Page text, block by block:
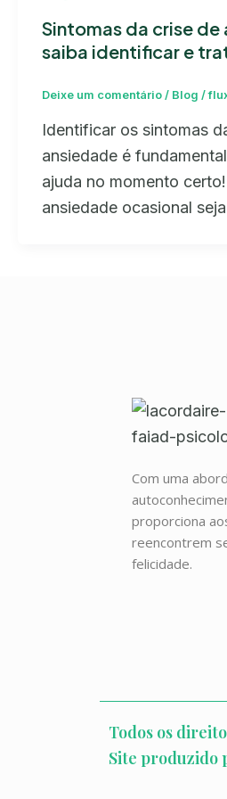
Sintomas da crise de
saiba identificar e
Deixe um comentário/ Blog /
Identificar os sintomas
ansiedade é
ajuda no momento
ansiedade ocasional
Com uma
proporciona
reencontrem
felicidade.
Todos os
Site produzido